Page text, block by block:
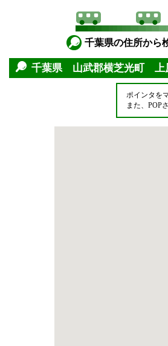
千葉県の住所から
千葉県 山武郡横芝光町
ポインタを
また、POP